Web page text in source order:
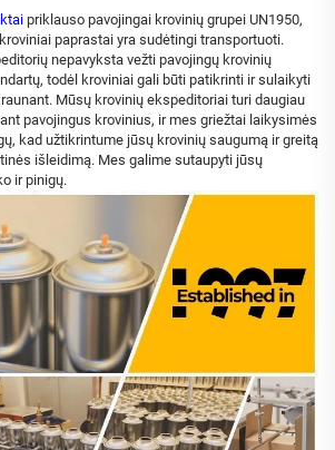
priklauso pavojingai krovinių grupei UN1950,
paprastai yra sudėtingi transportuoti.
nepavyksta vežti pavojingų krovinių
todėl kroviniai gali būti patikrinti ir sulaikyti
Mūsų krovinių ekspeditoriai turi daugiau
pavojingus krovinius, ir mes griežtai laikysimės
kad užtikrintume jūsų krovinių saugumą ir greitą
išleidimą. Mes galime sutaupyti jūsų
ir pinigų.